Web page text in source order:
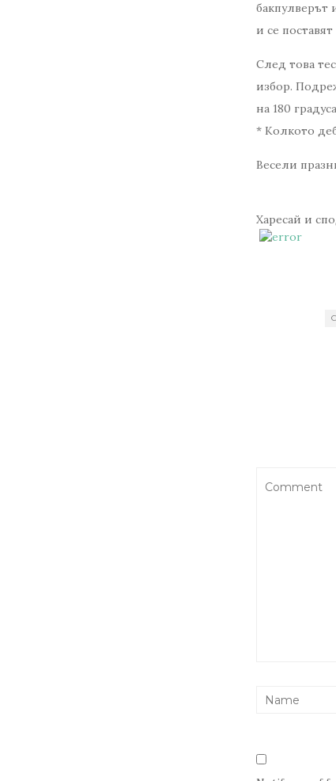
бакпулверът
и се
След това
избор.
на 180
* Колкото
​Весели
Харесай и